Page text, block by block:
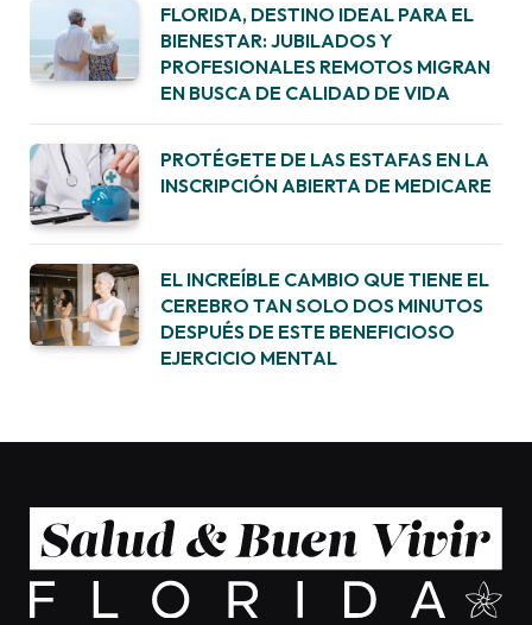
FLORIDA, DESTINO IDEAL PARA EL
BIENESTAR: JUBILADOS Y
PROFESIONALES REMOTOS MIGRAN
EN BUSCA DE CALIDAD DE VIDA
PROTÉGETE DE LAS ESTAFAS EN LA
INSCRIPCIÓN ABIERTA DE MEDICARE
EL INCREÍBLE CAMBIO QUE TIENE EL
CEREBRO TAN SOLO DOS MINUTOS
DESPUÉS DE ESTE BENEFICIOSO
EJERCICIO MENTAL